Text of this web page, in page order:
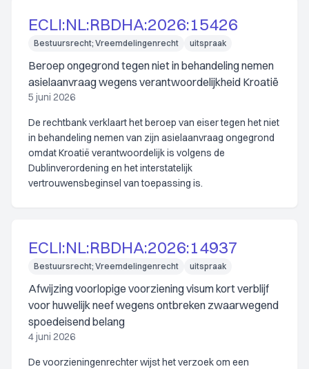
ECLI:NL:RBDHA:2026:15426
Bestuursrecht; Vreemdelingenrecht uitspraak
Beroep ongegrond tegen niet in behandeling nemen
asielaanvraag wegens verantwoordelijkheid Kroatië
5 juni 2026
De rechtbank verklaart het beroep van eiser tegen het niet
in behandeling nemen van zijn asielaanvraag ongegrond
omdat Kroatië verantwoordelijk is volgens de
Dublinverordening en het interstatelijk
vertrouwensbeginsel van toepassing is.
ECLI:NL:RBDHA:2026:14937
Bestuursrecht; Vreemdelingenrecht uitspraak
Afwijzing voorlopige voorziening visum kort verblijf
voor huwelijk neef wegens ontbreken zwaarwegend
spoedeisend belang
4 juni 2026
De voorzieningenrechter wijst het verzoek om een